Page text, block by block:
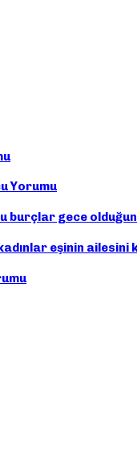
Yorumu
burçlar gece
eşinin ailesini